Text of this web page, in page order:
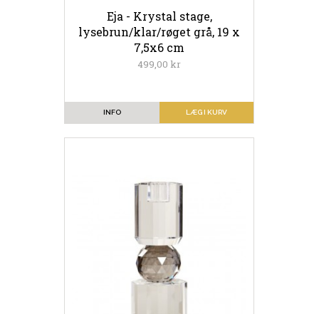
Eja - Krystal stage,
lysebrun/klar/røget grå, 19 x
7,5x6 cm
499,00 kr
LÆG I KURV
INFO